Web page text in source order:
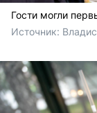
Гости могли
Источник: